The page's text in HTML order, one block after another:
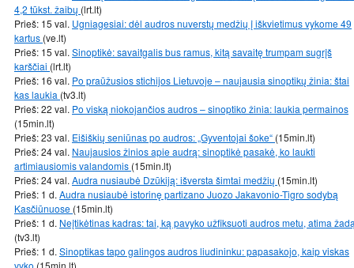
4,2 tūkst. žaibų (lrt.lt)
Prieš: 15 val. Ugniagesiai: dėl audros nuverstų medžių į iškvietimus vykome 49
kartus (ve.lt)
Prieš: 15 val. Sinoptikė: savaitgalis bus ramus, kitą savaitę trumpam sugrįš
karščiai (lrt.lt)
Prieš: 16 val. Po praūžusios stichijos Lietuvoje – naujausia sinoptikų žinia: štai
kas laukia (tv3.lt)
Prieš: 22 val. Po viską niokojančios audros – sinoptiko žinia: laukia permainos
(15min.lt)
Prieš: 23 val. Eišiškių seniūnas po audros: „Gyventojai šoke“ (15min.lt)
Prieš: 24 val. Naujausios žinios apie audrą: sinoptikė pasakė, ko laukti
artimiausiomis valandomis (15min.lt)
Prieš: 24 val. Audra nusiaubė Dzūkiją: išversta šimtai medžių (15min.lt)
Prieš: 1 d. Audra nusiaubė istorinę partizano Juozo Jakavonio-Tigro sodybą
Kasčiūnuose (15min.lt)
Prieš: 1 d. Neįtikėtinas kadras: tai, ką pavyko užfiksuoti audros metu, atima
(tv3.lt)
Prieš: 1 d. Sinoptikas tapo galingos audros liudininku: papasakojo, kaip viskas
vyko (15min.lt)